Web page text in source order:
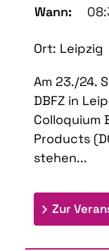
Wann:
Ort: Leipzig
Am 23./24.
DBFZ in
Colloquium
Products
stehen...
Zur